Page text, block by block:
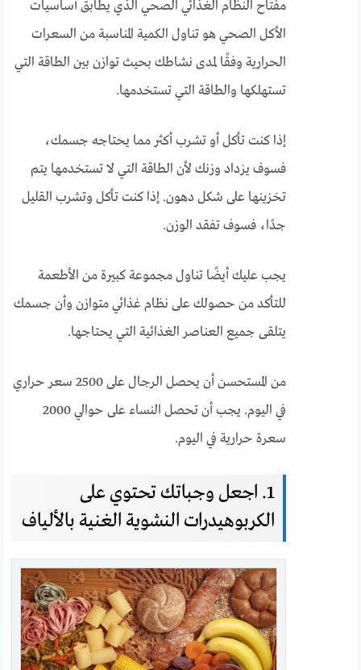
مفتاح النظام الغذائي الصحي الذي يطابق أساسيات
الأكل الصحي هو تناول الكمية المناسبة من السعرات
الحرارية وفقًا لمدى نشاطك بحيث توازن بين الطاقة التي
تستهلكها والطاقة التي تستخدمها.
إذا كنت تأكل أو تشرب أكثر مما يحتاجه جسمك،
فسوف يزداد وزنك لأن الطاقة التي لا تستخدمها يتم
تخزينها على شكل دهون. إذا كنت تأكل وتشرب القليل
جدًا، فسوف تفقد الوزن.
يجب عليك أيضًا تناول مجموعة كبيرة من الأطعمة
للتأكد من حصولك على نظام غذائي متوازن وأن جسمك
يتلقى جميع العناصر الغذائية التي يحتاجها.
من المستحسن أن يحصل الرجال على 2500 سعر حراري
في اليوم. يجب أن تحصل النساء على حوالي 2000
سعرة حرارية في اليوم.
1. اجعل وجباتك تحتوي على
الكربوهيدرات النشوية الغنية بالألياف